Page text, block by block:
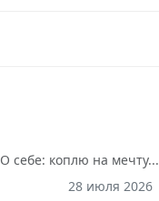
себе: коплю на мечту...
28 июля 2026